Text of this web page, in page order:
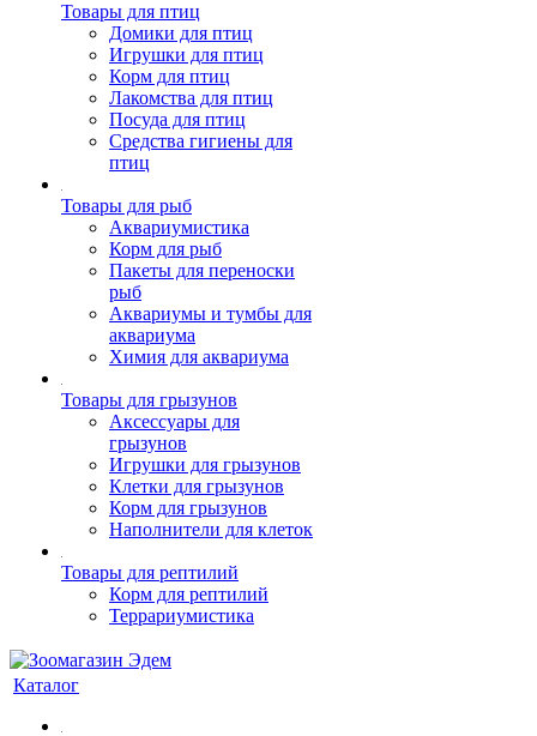
Товары для птиц
Домики для птиц
Игрушки для птиц
Корм для птиц
Лакомства для птиц
Посуда для птиц
Средства гигиены для
птиц
Товары для рыб
Аквариумистика
Корм для рыб
Пакеты для переноски
рыб
Аквариумы и тумбы для
аквариума
Химия для аквариума
Товары для грызунов
Аксессуары для
грызунов
Игрушки для грызунов
Клетки для грызунов
Корм для грызунов
Наполнители для клеток
Товары для рептилий
Корм для рептилий
Террариумистика
Каталог